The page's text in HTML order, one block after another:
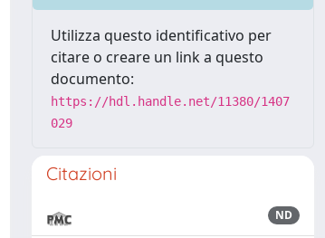
Utilizza questo identificativo per
citare o creare un link a questo
documento:
https://hdl.handle.net/11380/1407
029
Citazioni
ND